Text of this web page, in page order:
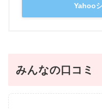
Yahoo
みんなの口コミ